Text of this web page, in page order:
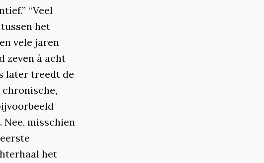
“Veel
het
vele jaren
zeven à acht
later treedt de
misschien
het